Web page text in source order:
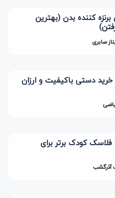
کننده بدن (بهترین
صابری
مدل چرخ خرید دستی باکیفیت و ارزان
فلاسک نوزاد: معرفی 10 فلاسک کودک برتر برای
آذرگشب